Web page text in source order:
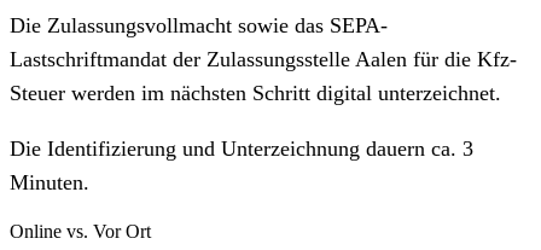
Die Zulassungsvollmacht sowie das SEPA-
Lastschriftmandat der Zulassungsstelle Aalen für die Kfz-
Steuer werden im nächsten Schritt digital unterzeichnet.
Die Identifizierung und Unterzeichnung dauern ca. 3
Minuten.
Online vs. Vor Ort